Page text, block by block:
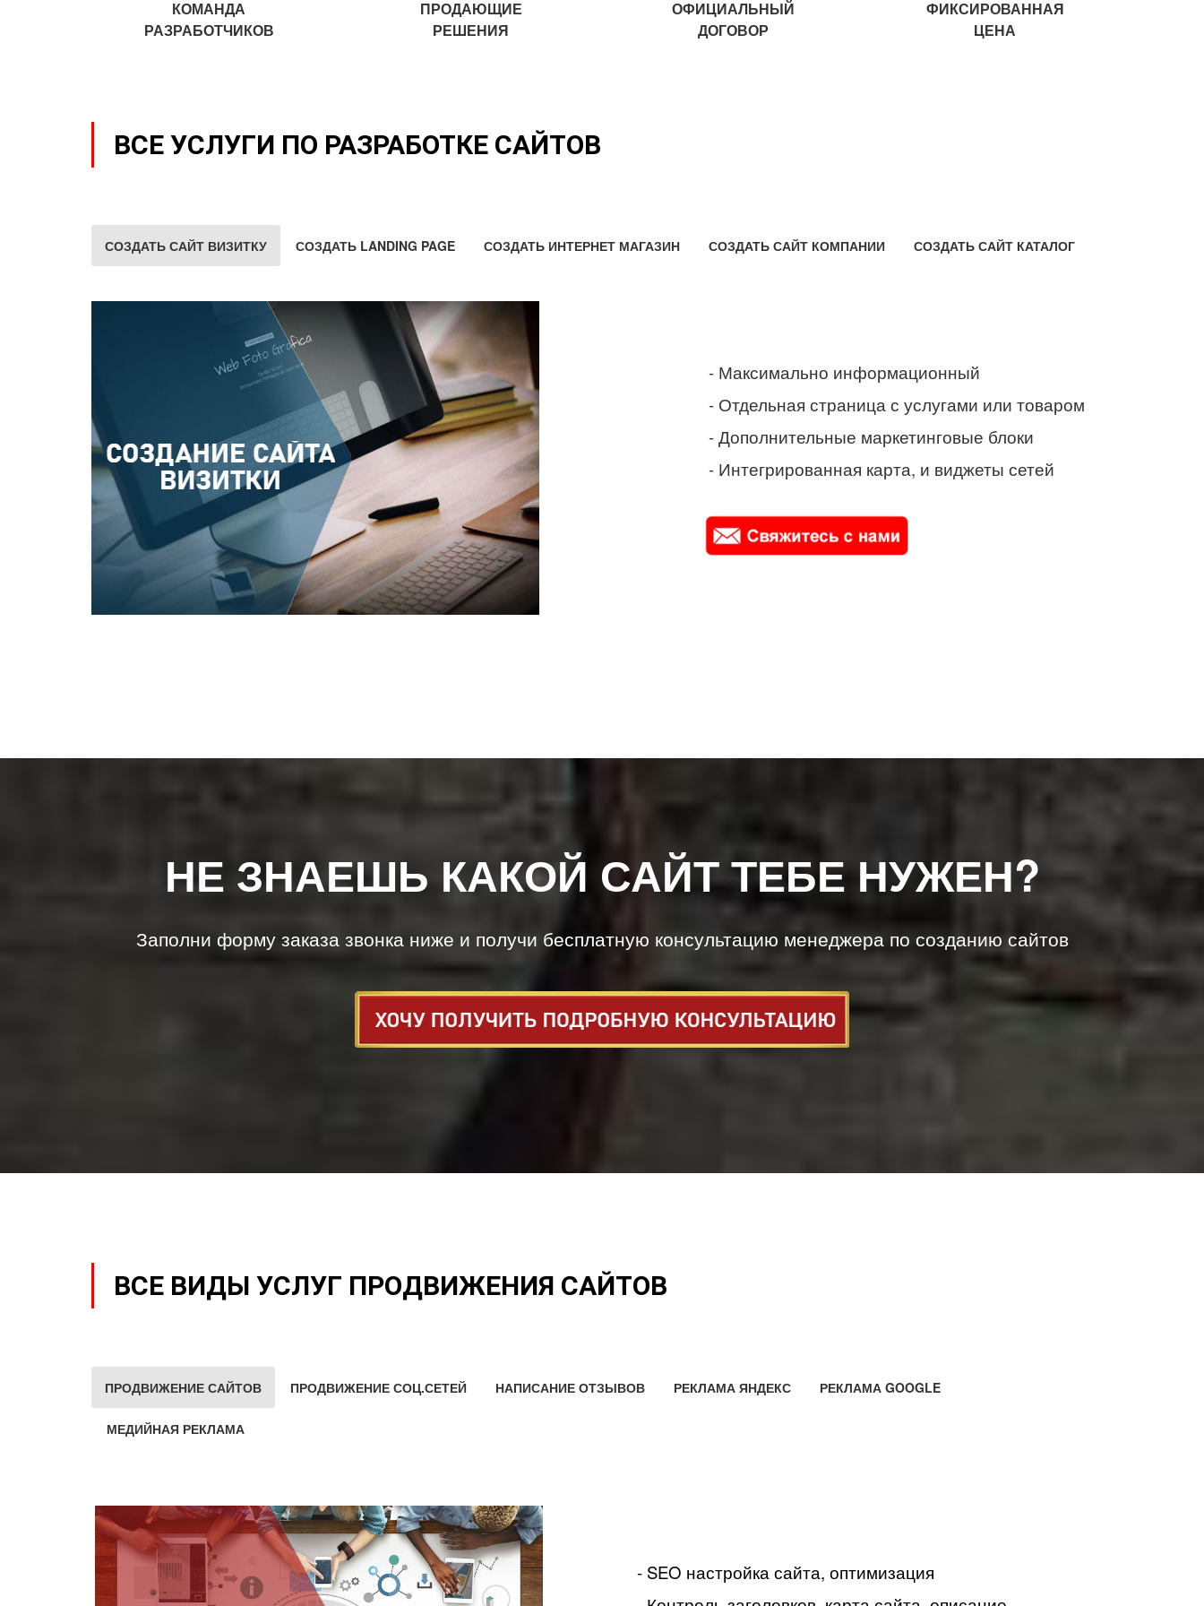
КОМАНДА
РАЗРАБОТЧИКОВ
ПРОДАЮЩИЕ
РЕШЕНИЯ
ОФИЦИАЛЬНЫЙ
ДОГОВОР
ФИКСИРОВАННАЯ
ЦЕНА
ВСЕ УСЛУГИ ПО РАЗРАБОТКЕ САЙТОВ
СОЗДАТЬ САЙТ ВИЗИТКУ СОЗДАТЬ LANDING PAGE СОЗДАТЬ ИНТЕРНЕТ МАГАЗИН СОЗДАТЬ САЙТ КОМПАНИИ СОЗДАТЬ САЙТ КАТАЛОГ
- Максимально информационный
- Отдельная страница с услугами или товаром
- Дополнительные маркетинговые блоки
- Интегрированная карта, и виджеты сетей
НЕ ЗНАЕШЬ КАКОЙ САЙТ ТЕБЕ НУЖЕН?
Заполни форму заказа звонка ниже и получи бесплатную консультацию менеджера по созданию сайтов
ВСЕ ВИДЫ УСЛУГ ПРОДВИЖЕНИЯ САЙТОВ
ПРОДВИЖЕНИЕ САЙТОВ ПРОДВИЖЕНИЕ СОЦ.СЕТЕЙ НАПИСАНИЕ ОТЗЫВОВ РЕКЛАМА ЯНДЕКС РЕКЛАМА GOOGLE
МЕДИЙНАЯ РЕКЛАМА
- SEO настройка сайта, оптимизация